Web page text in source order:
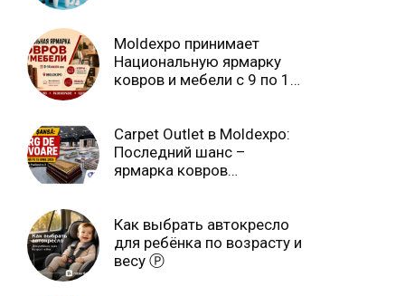
Moldexpo принимает
Национальную ярмарку
ковров и мебели с 9 по 14
Carpet Outlet в Moldexpo:
Последний шанс –
ярмарка ковров
Как выбрать автокресло
для ребёнка по возрасту и
весу Ⓟ